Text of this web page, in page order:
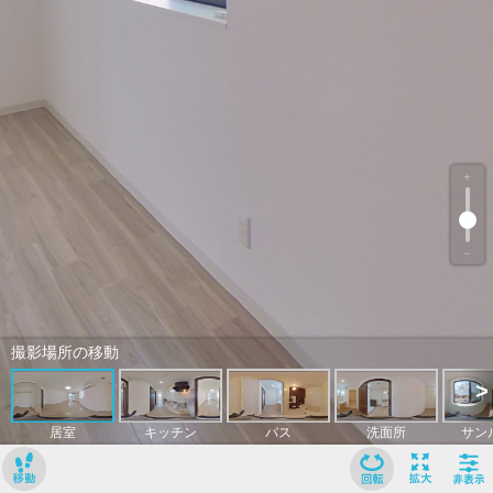
撮影場所の移動
居室 キッチン バス 洗面所 サン
>
﹢
﹣